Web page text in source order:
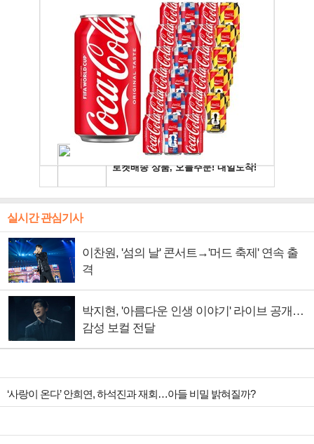
실시간 관심기사
이찬원, '섬의 날' 콘서트→'머드 축제' 연속 출
격
박지현, '아름다운 인생 이야기' 라이브 공개…
감성 보컬 전달
‘사랑이 온다’ 안희연, 하석진과 재회…아들 비밀 밝혀질까?